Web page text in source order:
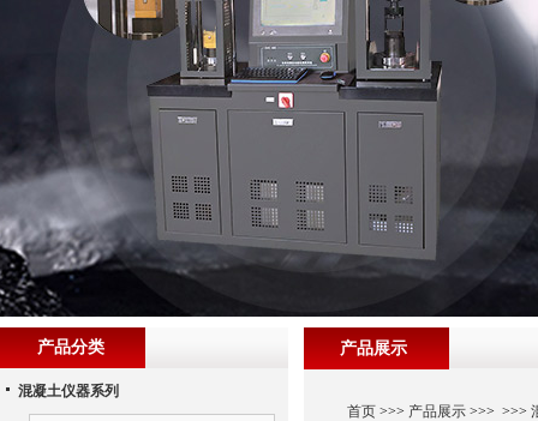
产品展示
首页>>> 产品展示>>> >>>
产品分类
混凝土仪器系列